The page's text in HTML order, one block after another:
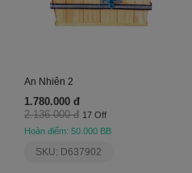
An Nhiên 2
1.780.000 đ
2.136.000 đ 17 Off
Hoàn điểm: 50.000 BB
SKU: D637902